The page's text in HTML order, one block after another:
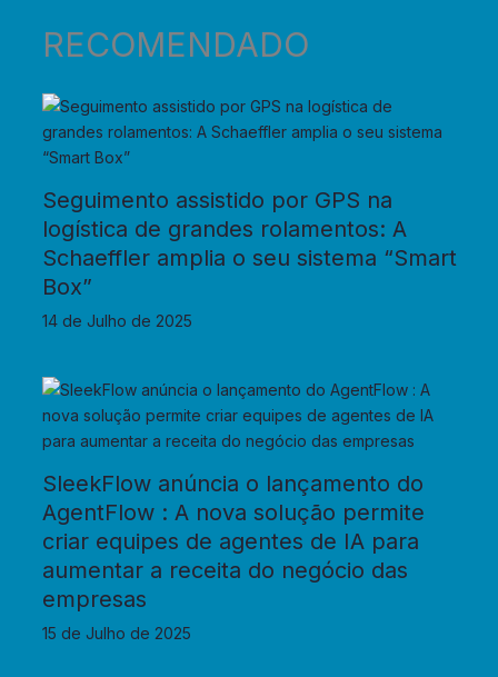
RECOMENDADO
Seguimento assistido por GPS na
logística de grandes rolamentos: A
Schaeffler amplia o seu sistema “Smart
Box”
14 de Julho de 2025
SleekFlow anúncia o lançamento do
AgentFlow : A nova solução permite
criar equipes de agentes de IA para
aumentar a receita do negócio das
empresas
15 de Julho de 2025